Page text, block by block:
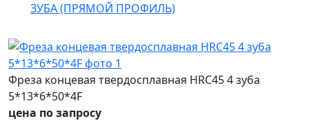
ЗУБА (ПРЯМОЙ ПРОФИЛЬ)
Фреза концевая твердосплавная HRC45 4 зуба
5*13*6*50*4F
цена по запросу